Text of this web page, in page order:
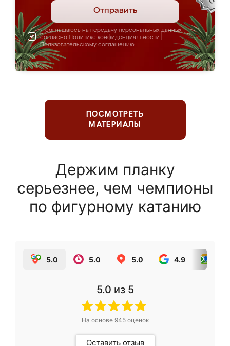
Отправить
Я соглашаюсь на передачу персональных данных
согласно Политике конфиденциальности
Пользовательскому соглашению
ПОСМОТРЕТЬ
МАТЕРИАЛЫ
Держим планку
серьезнее, чем чемпионы
по фигурному катанию
5.0 5.0 5.0 4.9
5.0 из 5
На основе 945оценок
Оставить отзыв